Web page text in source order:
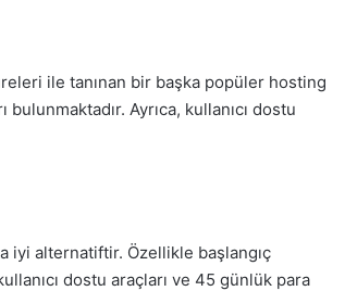
ile tanınan bir başka popüler hosting
Ayrıca, kullanıcı dostu
iyi alternatiftir. Özellikle başlangıç
dostu araçları ve 45 günlük para